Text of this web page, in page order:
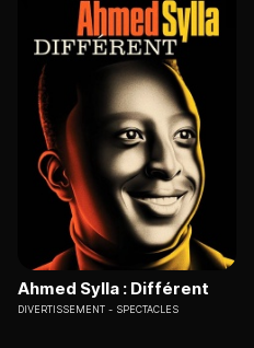
Ahmed Sylla : Différent
DIVERTISSEMENT SPECTACLES